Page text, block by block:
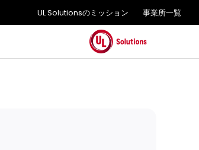
UL Solutionsのミッション 事業所一覧